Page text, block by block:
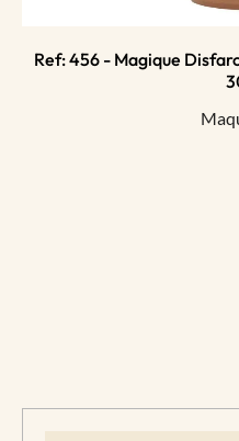
Ref: 456 - Magique